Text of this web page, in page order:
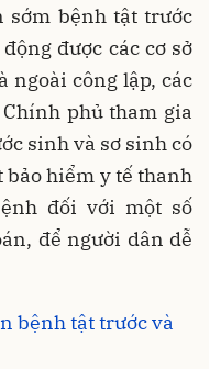
sớm bệnh tật trước
được các cơ sở
ngoài công lập, các
phủ tham gia
sinh và sơ sinh có
bảo hiểm y tế thanh
đối với một số
để người dân dễ
bệnh tật trước và